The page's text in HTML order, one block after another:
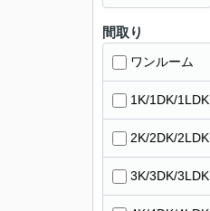
間取り
ワンルーム
1K/1DK/1LDK
2K/2DK/2LDK
3K/3DK/3LDK